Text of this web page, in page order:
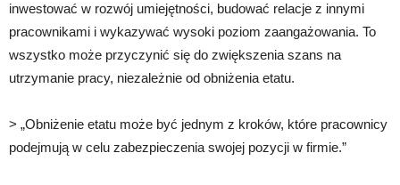
inwestować w rozwój umiejętności, budować relacje z innymi
pracownikami i wykazywać wysoki poziom zaangażowania. To
wszystko może przyczynić się do zwiększenia szans na
utrzymanie pracy, niezależnie od obniżenia etatu.
> „Obniżenie etatu może być jednym z kroków, które pracownicy
podejmują w celu zabezpieczenia swojej pozycji w firmie.”